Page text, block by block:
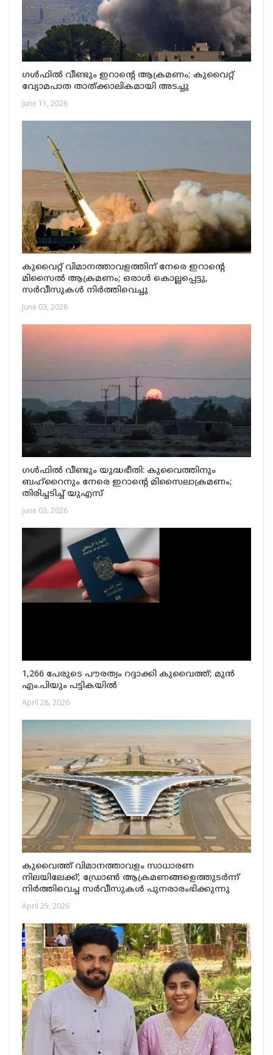
ഗൾഫിൽ വീണ്ടും ഇറാന്റെ ആക്രമണം; കുവൈറ്റ്
വ്യോമപാത താത്ക്കാലികമായി അടച്ചു
June 11, 2026
കുവൈറ്റ് വിമാനത്താവളത്തിന് നേരെ ഇറാന്റെ
മിസൈൽ ആക്രമണം; ഒരാൾ കൊല്ലപ്പെട്ടു,
സർവീസുകൾ നിർത്തിവെച്ചു
June 03, 2026
ഗൾഫിൽ വീണ്ടും യുദ്ധഭീതി: കുവൈത്തിനും
ബഹ്‌റൈനും നേരെ ഇറാന്റെ മിസൈലാക്രമണം;
തിരിച്ചടിച്ച് യുഎസ്
June 03, 2026
1,266 പേരുടെ പൗരത്വം റദ്ദാക്കി കുവൈത്ത്; മുൻ
എം.പിയും പട്ടികയിൽ
April 28, 2026
കുവൈത്ത് വിമാനത്താവളം സാധാരണ
നിലയിലേക്ക്; ഡ്രോൺ ആക്രമണങ്ങളെത്തുടർന്ന്
നിർത്തിവെച്ച സർവീസുകൾ പുനരാരംഭിക്കുന്നു
April 25, 2026